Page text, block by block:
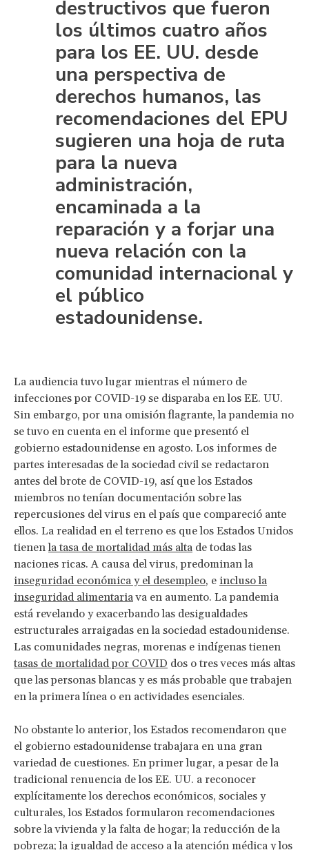
destructivos que fueron
los últimos cuatro años
para los EE. UU. desde
una perspectiva de
derechos humanos, las
recomendaciones del EPU
sugieren una hoja de ruta
para la nueva
administración,
encaminada a la
reparación y a forjar una
nueva relación con la
comunidad internacional y
el público
estadounidense.
La audiencia tuvo lugar mientras el número de
infecciones por COVID-19 se disparaba en los EE. UU.
Sin embargo, por una omisión flagrante, la pandemia no
se tuvo en cuenta en el informe que presentó el
gobierno estadounidense en agosto. Los informes de
partes interesadas de la sociedad civil se redactaron
antes del brote de COVID-19, así que los Estados
miembros no tenían documentación sobre las
repercusiones del virus en el país que compareció ante
ellos. La realidad en el terreno es que los Estados Unidos
tienenla tasa de mortalidad más alta de todas las
naciones ricas. A causa del virus, predominan la
inseguridad económica y el desempleo, e incluso la
inseguridad alimentariava en aumento. La pandemia
está revelando y exacerbando las desigualdades
estructurales arraigadas en la sociedad estadounidense.
Las comunidades negras, morenas e indígenas tienen
tasas de mortalidad por COVID dos o tres veces más altas
que las personas blancas y es más probable que trabajen
en la primera línea o en actividades esenciales.
No obstante lo anterior, los Estados recomendaron que
el gobierno estadounidense trabajara en una gran
variedad de cuestiones. En primer lugar, a pesar de la
tradicional renuencia de los EE. UU. a reconocer
explícitamente los derechos económicos, sociales y
culturales, los Estados formularon recomendaciones
sobre la vivienda y la falta de hogar; la reducción de la
pobreza; la igualdad de acceso a la atención médica y los